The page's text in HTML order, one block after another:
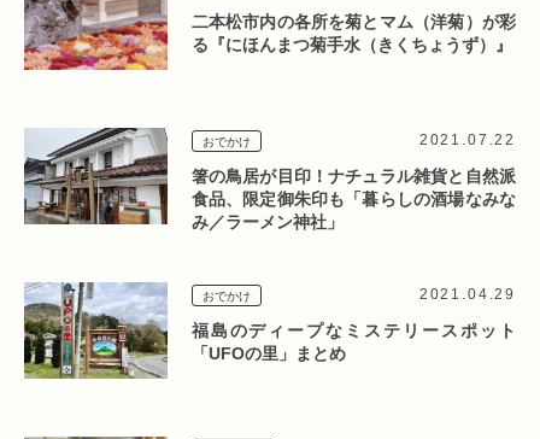
二本松市内の各所を菊とマム（洋菊）が彩
る『にほんまつ菊手水（きくちょうず）』
おでかけ 2021.07.22
箸の鳥居が目印！ナチュラル雑貨と自然派
食品、限定御朱印も「暮らしの酒場なみな
み／ラーメン神社」
おでかけ 2021.04.29
福島のディープなミステリースポット
「UFOの里」まとめ